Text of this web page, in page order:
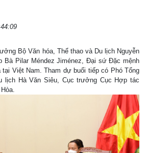
Bộ Văn hóa, Thể thao và Du lịch Nguyễn
Bà Pilar Méndez Jiménez, Đại sứ Đặc mệnh
tại Việt Nam. Tham dự buổi tiếp có Phó Tổng
lịch Hà Văn Siêu, Cục trưởng Cục Hợp tác